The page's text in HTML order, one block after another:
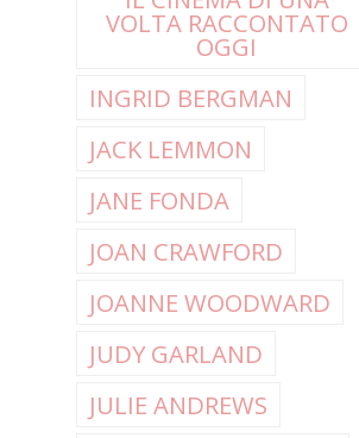
VOLTA RACCONTATO
OGGI
INGRID BERGMAN
JACK LEMMON
JANE FONDA
JOAN CRAWFORD
JOANNE WOODWARD
JUDY GARLAND
JULIE ANDREWS